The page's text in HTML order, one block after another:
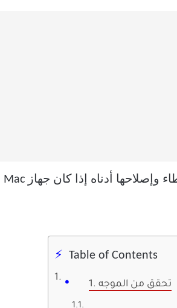
Table of Contents
1. تحقق من الموجه